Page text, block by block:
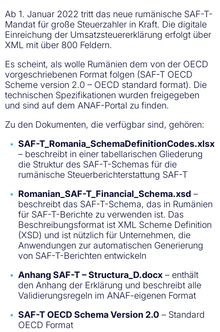
Ab 1. Januar 2022 tritt das neue rumänische SAF-T-
Mandat für große Steuerzahler in Kraft. Die digitale
Einreichung der Umsatzsteuererklärung erfolgt über
XML mit über 800 Feldern.
Es scheint, als wolle Rumänien dem von der OECD
vorgeschriebenen Format folgen (SAF-T OECD
Scheme version 2.0 – OECD standard format). Die
technischen Spezifikationen wurden freigegeben
und sind auf dem ANAF-Portal zu finden.
Zu den Dokumenten, die verfügbar sind, gehören:
SAF-T_Romania_SchemaDefinitionCodes.xlsx
– beschreibt in einer tabellarischen Gliederung
die Struktur des SAF-T-Schemas für die
rumänische Steuerberichterstattung SAF-T
Romanian_SAF-T_Financial_Schema.xsd –
beschreibt das SAF-T-Schema, das in Rumänien
für SAF-T-Berichte zu verwenden ist. Das
Beschreibungsformat ist XML Scheme Definition
(XSD) und ist nützlich für Unternehmen, die
Anwendungen zur automatischen Generierung
von SAF-T-Berichten entwickeln
Anhang SAF-T – Structura_D.docx – enthält
den Anhang der Erklärung und beschreibt alle
Validierungsregeln im ANAF-eigenen Format
SAF-T OECD Schema Version 2.0 – Standard
OECD Format